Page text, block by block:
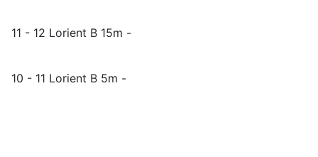
11 - 12 Lorient B 15m -
10 - 11 Lorient B 5m -